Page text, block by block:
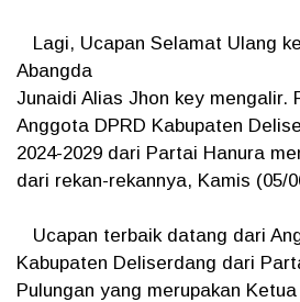
Lagi, Ucapan Selamat Ulang
Abangda
Junaidi Alias Jhon key mengalir.
Anggota DPRD Kabupaten
2024-2029 dari Partai Hanura
dari rekan-rekannya, Kamis (05/
Ucapan terbaik datang dari
Kabupaten Deliserdang dari
Pulungan yang merupakan